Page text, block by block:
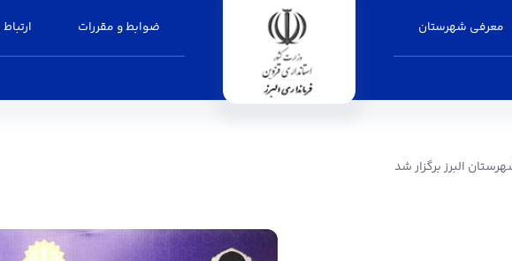
معرفی شهرستان ضوابط و مقررات
البرز برگزار شد